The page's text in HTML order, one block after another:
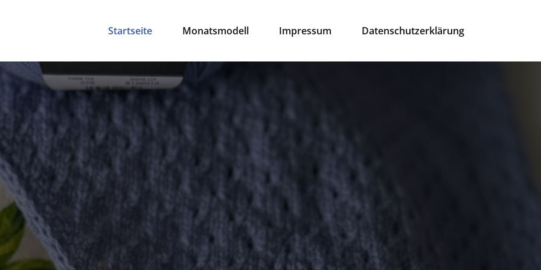
Startseite Monatsmodell Impressum Datenschutzerklärung